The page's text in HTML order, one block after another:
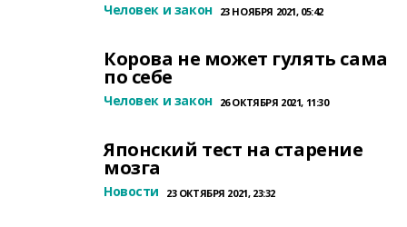
Человек и закон 23 НОЯБРЯ 2021, 05:42
Корова не может гулять сама
по себе
Человек и закон 26 ОКТЯБРЯ 2021, 11:30
Японский тест на старение
мозга
Новости 23 ОКТЯБРЯ 2021, 23:32